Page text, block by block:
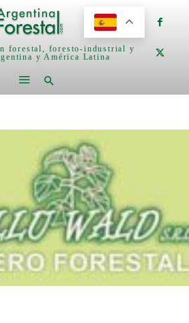
forestal, foresto-industrial y
y América Latina